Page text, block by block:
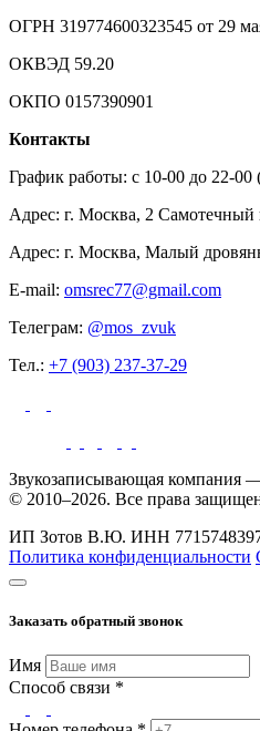
ОГРН 319774600323545 от 29
ОКВЭД 59.20
ОКПО 0157390901
Контакты
График работы: c 10-00 до 22-
Адрес: г. Москва, 2 Самотечный
Адрес: г. Москва, Малый
E-mail: omsrec77@gmail.com
Телеграм: @mos_zvuk
Тел.: +7 (903) 237-37-29
Звукозаписывающая компания
© 2010–2026. Все права
ИП Зотов В.Ю. ИНН
Политика конфиденциальности
Заказать обратный звонок
Имя
Способ связи *